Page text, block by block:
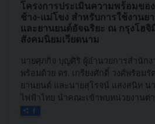
โครงการประเมินความพร้อมข
ช้าง-แม่โขง สำหรับการใช้งานย
และยานยนต์อัจฉริยะ ณ กรุงโฮ
สังคมนิยมเวียดนาม
นายศุภกิจ บุญศิริ ผู้อำนวยการสำนัก
พร้อมด้วย ดร. เกรียงศักดิ์ วงศ์พร้อม
ยานยนต์ และนายสุโรจน์ แสงสนิท น
ไฟฟ้าไทย นำคณะเข้าพบหน่วยงานต่า